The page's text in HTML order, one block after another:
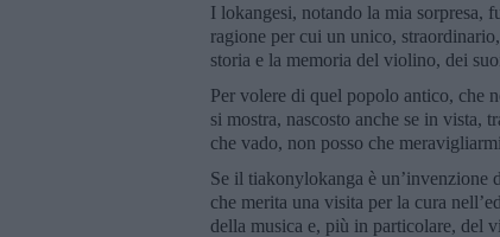
I lokangesi, notando la mia sorpresa,
ragione per cui un unico,
storia e la memoria del violino, dei
Per volere di quel popolo antico, che
si mostra, nascosto anche se in
che vado, non posso che
Se il tiakonylokanga è
che merita una visita per la cura
della musica e, più in particolare, del